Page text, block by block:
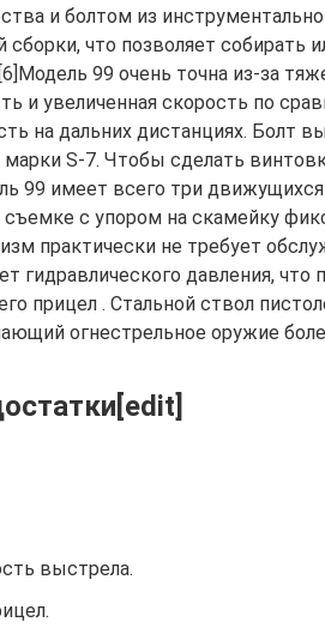
и болтом из
что позволяет собирать
99 очень точна из-за
и увеличенная скорость по
на дальних дистанциях. Болт
марки S-7. Чтобы сделать
99 имеет всего три движущихся
с упором на скамейку
практически не требует
гидравлического давления, что
прицел . Стальной ствол
огнестрельное оружие
выстрела.